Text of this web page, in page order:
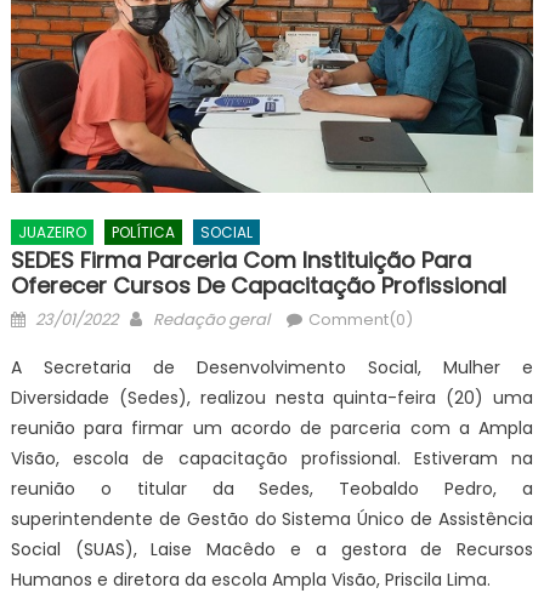
JUAZEIRO POLÍTICA SOCIAL
SEDES Firma Parceria Com Instituição Para
Oferecer Cursos De Capacitação Profissional
Posted
23/01/2022 Author
Redação geral Comment(0)
A Secretaria de Desenvolvimento Social, Mulher e
Diversidade (Sedes), realizou nesta quinta-feira (20) uma
reunião para firmar um acordo de parceria com a Ampla
Visão, escola de capacitação profissional. Estiveram na
reunião o titular da Sedes, Teobaldo Pedro, a
superintendente de Gestão do Sistema Único de Assistência
Social (SUAS), Laise Macêdo e a gestora de Recursos
Humanos e diretora da escola Ampla Visão, Priscila Lima.